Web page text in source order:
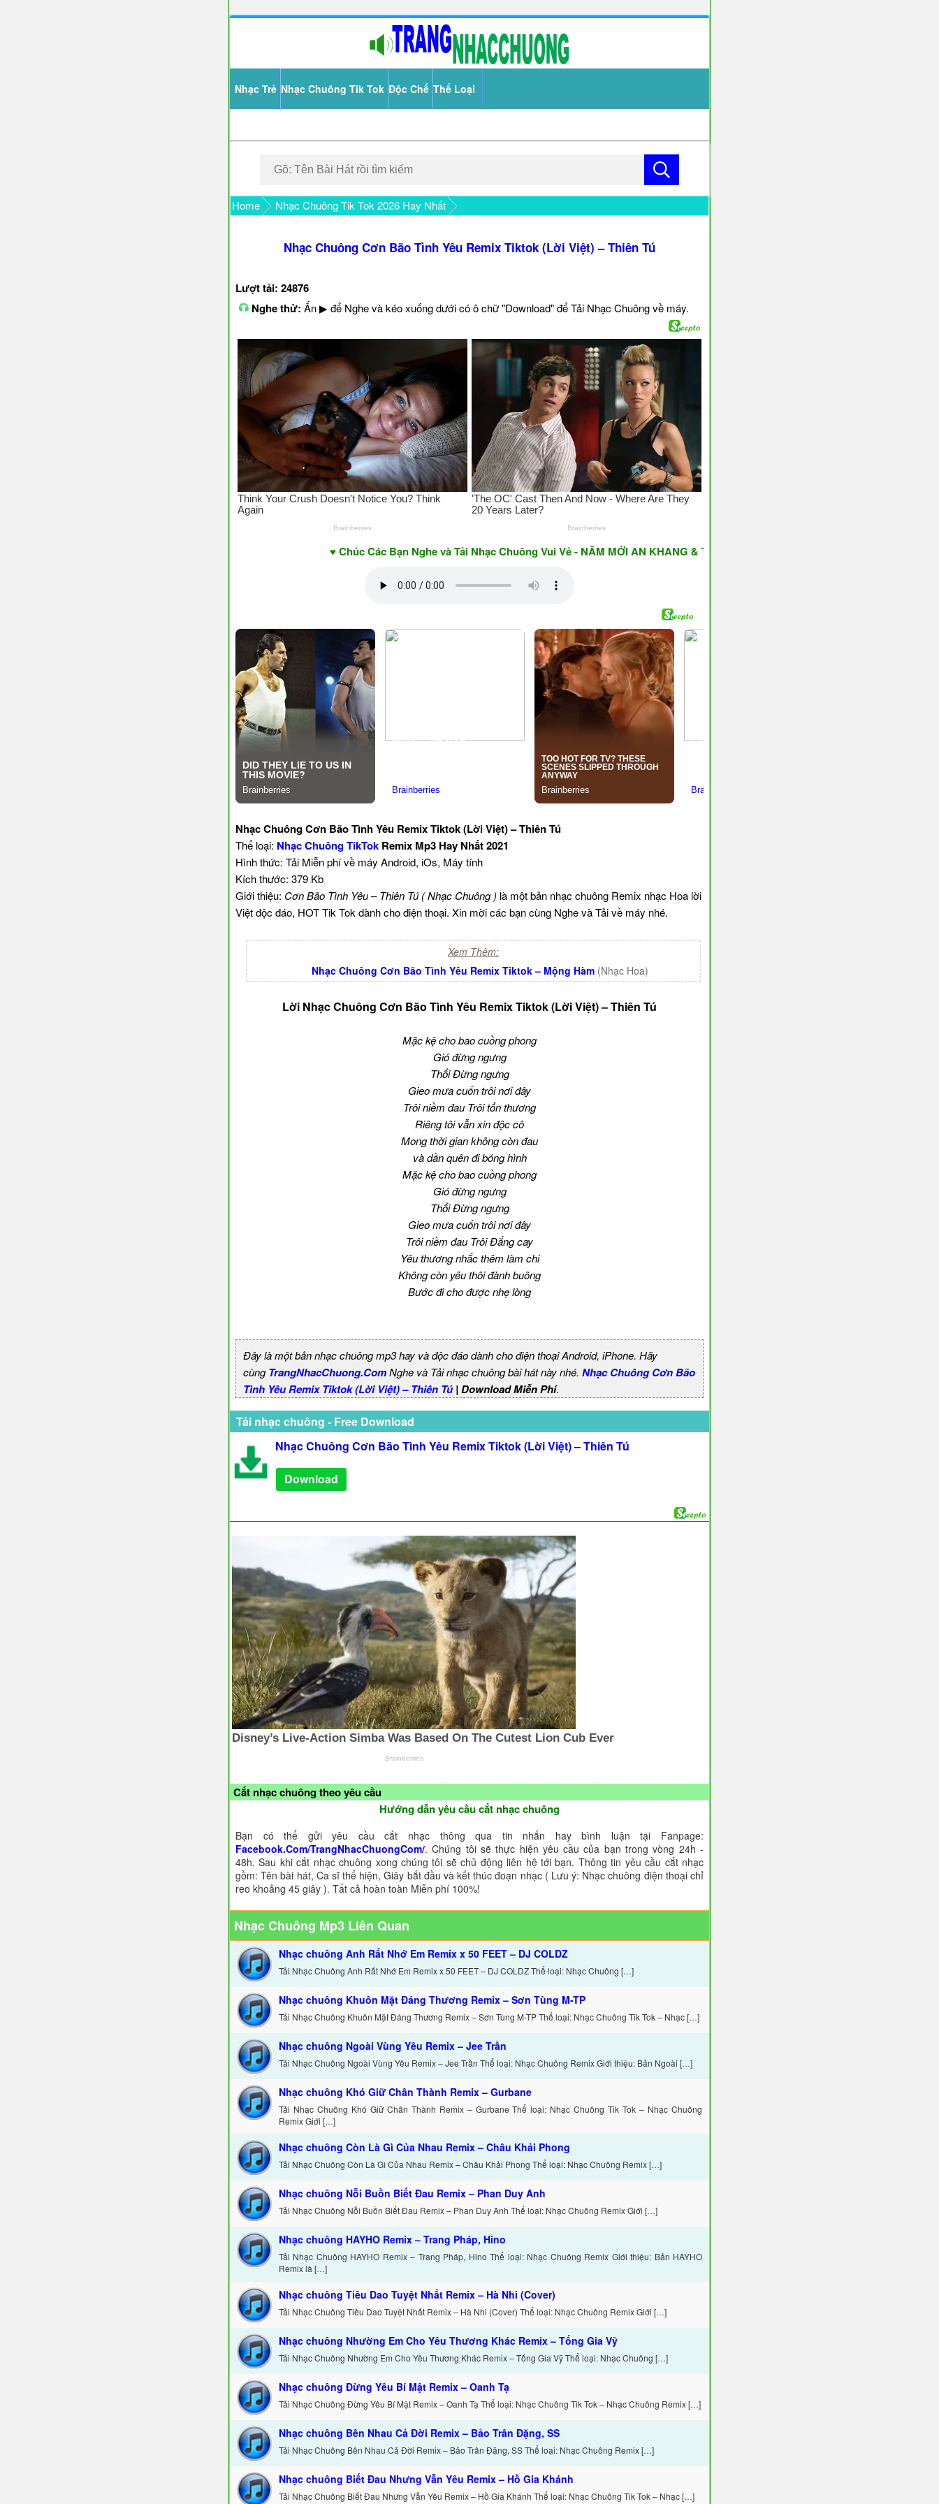
Nhạc Trẻ Nhạc Chuông Tik Tok Độc Chế Thể Loại
Home Nhạc Chuông Tik Tok 2026 Hay Nhất
Nhạc Chuông Cơn Bão Tình Yêu Remix Tiktok (Lời Việt) – Thiên Tú
Lượt tải: 24876
Nghe thử: Ấn ▶ để Nghe và kéo xuống dưới có ô chữ "Download" để Tải Nhạc Chuông về máy.
♥ Chúc Các Bạn Nghe và Tải Nhạc Chuông Vui Vẻ - NĂM MỚI AN KHANG & THỊNH VƯỢNG ♥ Have A Nice Day ♥
Nhạc Chuông Cơn Bão Tình Yêu Remix Tiktok (Lời Việt) – Thiên Tú
Thể loại: Nhạc Chuông TikTok Remix Mp3 Hay Nhất 2021
Hình thức: Tải Miễn phí về máy Android, iOs, Máy tính
Kích thước: 379 Kb
Giới thiệu: Cơn Bão Tình Yêu – Thiên Tú ( Nhạc Chuông ) là một bản nhạc chuông Remix nhạc Hoa lời
Việt độc đáo, HOT Tik Tok dành cho điện thoại. Xin mời các bạn cùng Nghe và Tải về máy nhé.
Xem Thêm:
Nhạc Chuông Cơn Bão Tình Yêu Remix Tiktok – Mộng Hàm(Nhạc Hoa)
Lời Nhạc Chuông Cơn Bão Tình Yêu Remix Tiktok (Lời Việt) – Thiên Tú
Mặc kệ cho bao cuồng phong
Gió đừng ngưng
Thổi Đừng ngưng
Gieo mưa cuốn trôi nơi đây
Trôi niềm đau Trôi tổn thương
Riêng tôi vẫn xin độc cô
Mong thời gian không còn đau
và dần quên đi bóng hình
Mặc kệ cho bao cuồng phong
Gió đừng ngưng
Thổi Đừng ngưng
Gieo mưa cuốn trôi nơi đây
Trôi niềm đau Trôi Đắng cay
Yêu thương nhắc thêm làm chi
Không còn yêu thôi đành buông
Bước đi cho được nhẹ lòng
Đây là một bản nhạc chuông mp3 hay và độc đáo dành cho điện thoại Android, iPhone. Hãy
cùngTrangNhacChuong.ComNghe và Tải nhạc chuông bài hát này nhé. Nhạc Chuông Cơn Bão
Tình Yêu Remix Tiktok (Lời Việt) – Thiên Tú| Download Miễn Phí.
Tải nhạc chuông - Free Download
Nhạc Chuông Cơn Bão Tình Yêu Remix Tiktok (Lời Việt) – Thiên Tú
Download
Cắt nhạc chuông theo yêu cầu
Hướng dẫn yêu cầu cắt nhạc chuông
Bạn có thể gửi yêu cầu cắt nhạc thông qua tin nhắn hay bình luận tại Fanpage:
Facebook.Com/TrangNhacChuongCom/. Chúng tôi sẽ thực hiện yêu cầu của bạn trong vòng 24h -
48h. Sau khi cắt nhạc chuông xong chúng tôi sẽ chủ động liên hệ tới bạn. Thông tin yêu cầu cắt nhạc
gồm: Tên bài hát, Ca sĩ thể hiện, Giây bắt đầu và kết thúc đoạn nhạc ( Lưu ý: Nhạc chuông điện thoại chỉ
reo khoảng 45 giây ). Tất cả hoàn toàn Miễn phí 100%!
Nhạc Chuông Mp3 Liên Quan
Nhạc chuông Anh Rất Nhớ Em Remix x 50 FEET – DJ COLDZ
Tải Nhạc Chuông Anh Rất Nhớ Em Remix x 50 FEET – DJ COLDZ Thể loại: Nhạc Chuông […]
Nhạc chuông Khuôn Mặt Đáng Thương Remix – Sơn Tùng M-TP
Tải Nhạc Chuông Khuôn Mặt Đáng Thương Remix – Sơn Tùng M-TP Thể loại: Nhạc Chuông Tik Tok – Nhạc […]
Nhạc chuông Ngoài Vùng Yêu Remix – Jee Trần
Tải Nhạc Chuông Ngoài Vùng Yêu Remix – Jee Trần Thể loại: Nhạc Chuông Remix Giới thiệu: Bản Ngoài […]
Nhạc chuông Khó Giữ Chân Thành Remix – Gurbane
Tải Nhạc Chuông Khó Giữ Chân Thành Remix – Gurbane Thể loại: Nhạc Chuông Tik Tok – Nhạc Chuông
Remix Giới […]
Nhạc chuông Còn Là Gì Của Nhau Remix – Châu Khải Phong
Tải Nhạc Chuông Còn Là Gì Của Nhau Remix – Châu Khải Phong Thể loại: Nhạc Chuông Remix […]
Nhạc chuông Nỗi Buồn Biết Đau Remix – Phan Duy Anh
Tải Nhạc Chuông Nỗi Buồn Biết Đau Remix – Phan Duy Anh Thể loại: Nhạc Chuông Remix Giới […]
Nhạc chuông HAYHO Remix – Trang Pháp, Hino
Tải Nhạc Chuông HAYHO Remix – Trang Pháp, Hino Thể loại: Nhạc Chuông Remix Giới thiệu: Bản HAYHO
Remix là […]
Nhạc chuông Tiêu Dao Tuyệt Nhất Remix – Hà Nhi (Cover)
Tải Nhạc Chuông Tiêu Dao Tuyệt Nhất Remix – Hà Nhi (Cover) Thể loại: Nhạc Chuông Remix Giới […]
Nhạc chuông Nhường Em Cho Yêu Thương Khác Remix – Tống Gia Vỹ
Tải Nhạc Chuông Nhường Em Cho Yêu Thương Khác Remix – Tống Gia Vỹ Thể loại: Nhạc Chuông […]
Nhạc chuông Đừng Yêu Bí Mật Remix – Oanh Tạ
Tải Nhạc Chuông Đừng Yêu Bí Mật Remix – Oanh Tạ Thể loại: Nhạc Chuông Tik Tok – Nhạc Chuông Remix […]
Nhạc chuông Bên Nhau Cả Đời Remix – Bảo Trân Đặng, SS
Tải Nhạc Chuông Bên Nhau Cả Đời Remix – Bảo Trân Đặng, SS Thể loại: Nhạc Chuông Remix […]
Nhạc chuông Biết Đau Nhưng Vẫn Yêu Remix – Hồ Gia Khánh
Tải Nhạc Chuông Biết Đau Nhưng Vẫn Yêu Remix – Hồ Gia Khánh Thể loại: Nhạc Chuông Tik Tok – Nhạc […]